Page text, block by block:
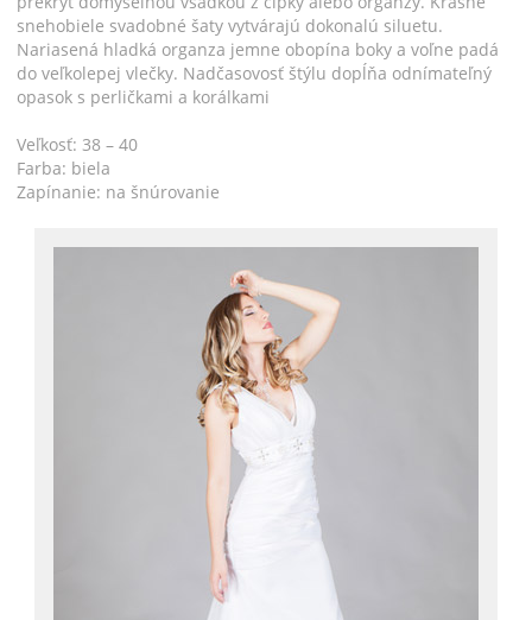
snehobiele svadobné šaty vytvárajú dokonalú siluetu.
Nariasená hladká organza jemne obopína boky a voľne padá
do veľkolepej vlečky. Nadčasovosť štýlu dopĺňa odnímateľný
opasok s perličkami a korálkami
Veľkosť: 38 – 40
Farba: biela
Zapínanie: na šnúrovanie